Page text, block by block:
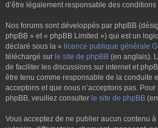
d’être légalement responsable des
Nos forums sont développés par phpBB
phpBB » et « phpBB Limited ») qui est un
déclaré sous la « licence publique générale
téléchargé sur le site de phpBB (en anglais).
de faciliter les discussions sur internet et
être tenu comme responsable de la conduite
acceptons et que nous n’acceptons pas.
phpBB, veuillez consulter le site de phpBB
Vous acceptez de ne publier aucun contenu